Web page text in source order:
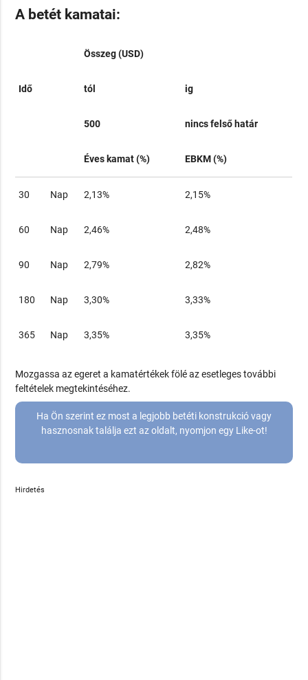
A betét kamatai:
Idő
Összeg (USD)
tól ig
500 nincs felső határ
Éves kamat (%) EBKM (%)
30 Nap 2,13% 2,15%
60 Nap 2,46% 2,48%
90 Nap 2,79% 2,82%
180 Nap 3,30% 3,33%
365 Nap 3,35% 3,35%
Mozgassa az egeret a kamatértékek fölé az esetleges további
feltételek megtekintéséhez.
Ha Ön szerint ez most a legjobb betéti konstrukció vagy
hasznosnak találja ezt az oldalt, nyomjon egy Like-ot!
Hirdetés